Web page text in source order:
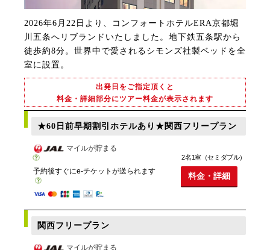
2026年6月22日より、コンフォートホテルERA京都堀
川五条へリブランドいたしました。地下鉄五条駅から
徒歩約8分。世界中で愛されるシモンズ社製ベッドを全
室に設置。
出発日をご指定頂くと
料金・詳細部分にツアー料金が表示されます
★60日前早期割引ホテルあり★関西フリープラン
マイルが貯まる
予約後すぐにe-チケットが送られます
2名1室（セミダブル）
料金・詳細
関西フリープラン
マイルが貯まる